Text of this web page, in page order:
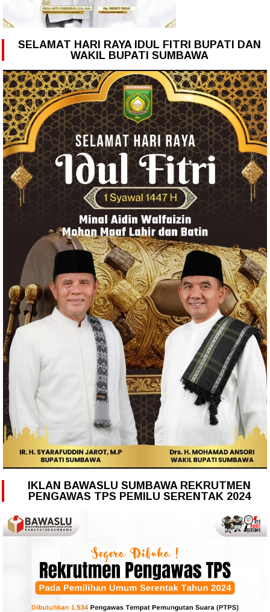
SELAMAT HARI RAYA IDUL FITRI BUPATI DAN
WAKIL BUPATI SUMBAWA
IKLAN BAWASLU SUMBAWA REKRUTMEN
PENGAWAS TPS PEMILU SERENTAK 2024